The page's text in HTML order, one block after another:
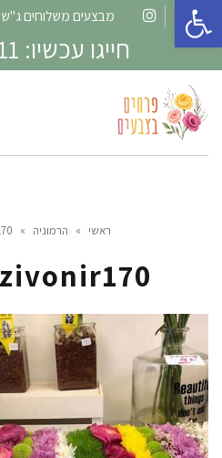
פתח סרגל נגישות
Facebook
מבצעים משלוחים ג"ש
חייגו עכשיו: 03-6579911
ראשי » הרמוניה »